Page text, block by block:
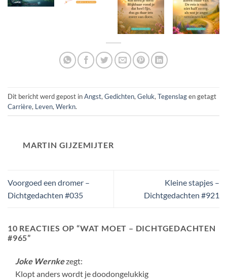
Dit bericht werd gepost inAngst, Gedichten, Geluk, Tegenslagen getagt
Carrière, Leven, Werkn.
MARTIN GIJZEMIJTER
Voorgoed een dromer –
Dichtgedachten #035
Kleine stapjes –
Dichtgedachten #921
10 REACTIES OP “WAT MOET – DICHTGEDACHTEN
#965”
Joke Wernkezegt:
Klopt anders wordt je doodongelukkig